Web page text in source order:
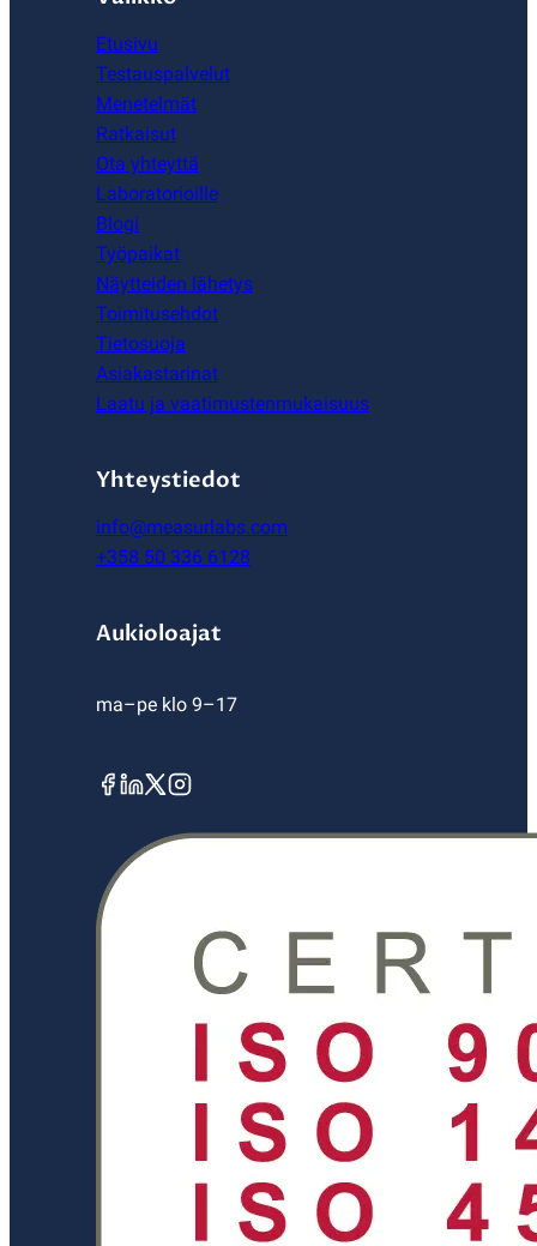
Etusivu
Testauspalvelut
Menetelmät
Ratkaisut
Ota yhteyttä
Laboratorioille
Blogi
Työpaikat
Näytteiden lähetys
Toimitusehdot
Tietosuoja
Asiakastarinat
Laatu ja vaatimustenmukaisuus
Yhteystiedot
info@measurlabs.com
+358 50 336 6128
Aukioloajat
ma–pe klo 9–17